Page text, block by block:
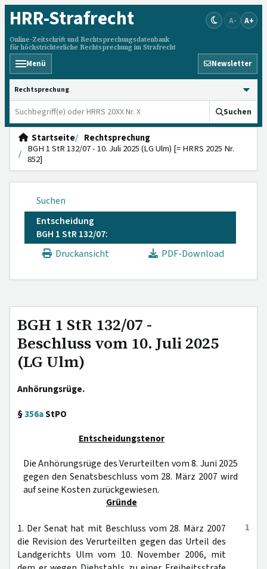
HRR-Strafrecht
Online-Zeitschrift und Rechtsprechungsdatenbank
für höchstrichterliche Rechtsprechung im Strafrecht
A- A+
Menü Newsletter
HRRS durchsuchen
Suchen
Startseite
Rechtsprechung
BGH 1 StR 132/07 - 10. Juli 2025 (LG Ulm) [= HRRS 2025 Nr.
852]
Suchen
Entscheidung
BGH 1 StR 132/07:
Druckansicht
PDF-Download
BGH 1 StR 132/07 -
Beschluss vom 10. Juli 2025
(LG Ulm)
Anhörungsrüge.
§356aStPO
Entscheidungstenor
Die Anhörungsrüge des Verurteilten vom 8. Juni 2025
gegen den Senatsbeschluss vom 28. März 2007 wird
auf seine Kosten zurückgewiesen.
Gründe
1
1. Der Senat hat mit Beschluss vom 28. März 2007
die Revision des Verurteilten gegen das Urteil des
Landgerichts Ulm vom 10. November 2006, mit